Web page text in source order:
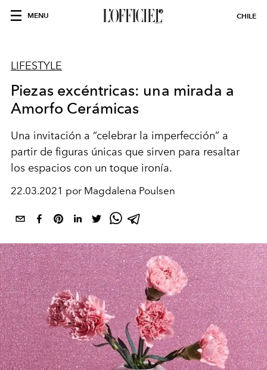
MENU CHILE
LIFESTYLE
Piezas excéntricas: una mirada a
Amorfo Cerámicas
Una invitación a “celebrar la imperfección” a
partir de figuras únicas que sirven para resaltar
los espacios con un toque ironía.
22.03.2021 por Magdalena Poulsen